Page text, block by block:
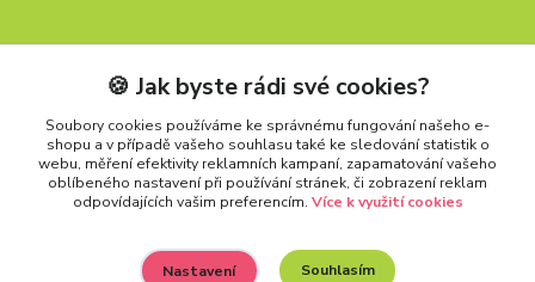
Telefon: +420 777 288 882
Provozní doba Po-Pá, 8-15:30 hod.
info@carforkids.cz
🍪 Jak byste rádi své cookies?
Soubory cookies používáme ke správnému fungování našeho e-
shopu a v případě vašeho souhlasu také ke sledování statistik o
webu, měření efektivity reklamních kampaní, zapamatování vašeho
oblíbeného nastavení při používání stránek, či zobrazení reklam
odpovídajících vašim preferencím. Více k využití cookies
Nastavení Souhlasím